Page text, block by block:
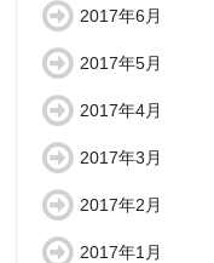
2017年6月
2017年5月
2017年4月
2017年3月
2017年2月
2017年1月